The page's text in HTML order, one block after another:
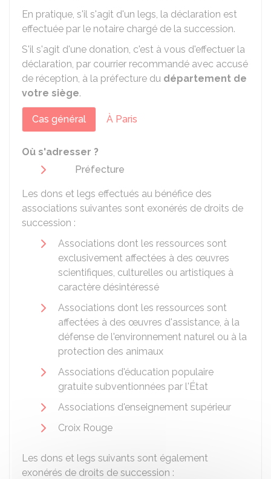
En pratique, s'il s'agit d'un legs, la déclaration est
effectuée par le notaire chargé de la succession.
S'il s'agit d'une donation, c'est à vous d'effectuer la
déclaration, par courrier recommandé avec accusé
de réception, à la préfecture du département de
votre siège.
Cas général À Paris
Où s'adresser ?
Préfecture
Les dons et legs effectués au bénéfice des
associations suivantes sont exonérés de droits de
succession :
Associations dont les ressources sont
exclusivement affectées à des œuvres
scientifiques, culturelles ou artistiques à
caractère désintéressé
Associations dont les ressources sont
affectées à des œuvres d'assistance, à la
défense de l'environnement naturel ou à la
protection des animaux
Associations d'éducation populaire
gratuite subventionnées par l'État
Associations d'enseignement supérieur
Croix Rouge
Les dons et legs suivants sont également
exonérés de droits de succession :